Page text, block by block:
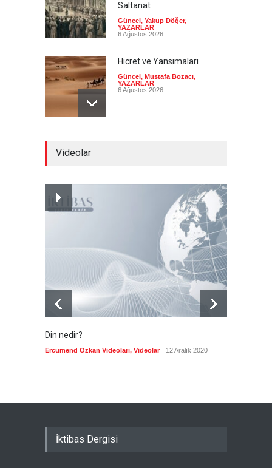
Saltanat
Güncel , Yakup Döğer,
YAZARLAR
6 Ağustos 2026
Hicret ve Yansımaları
Güncel , Mustafa Bozacı,
YAZARLAR
6 Ağustos 2026
İsrail şirketi Volkswagen
fabrikasında silah üretecek
6 Ağustos 2026
Videolar
Din nedir?
Ercümend Özkan Videoları, Videolar 12 Aralık 2020
İktibas Dergisi